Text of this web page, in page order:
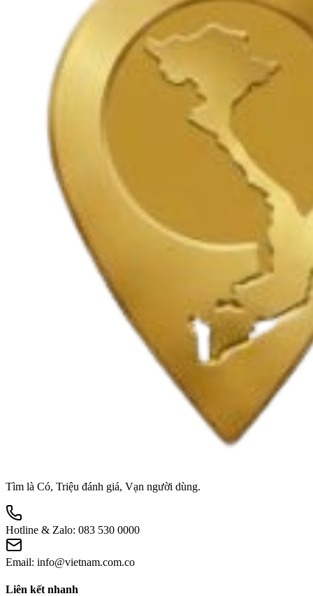
Tìm là Có, Triệu đánh giá, Vạn người dùng.
Hotline & Zalo: 083 530 0000
Email: info@vietnam.com.co
Liên kết nhanh